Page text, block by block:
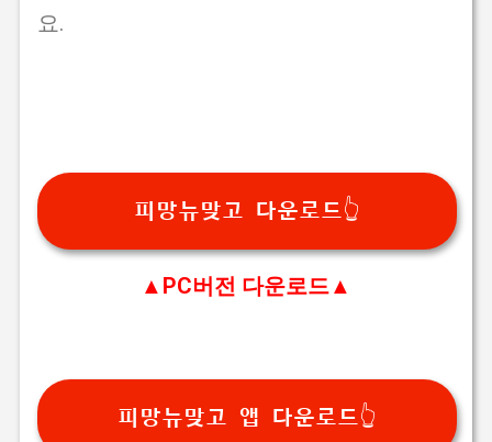
요.
피망뉴맞고 다운로드👆
▲PC버전 다운로드▲
피망뉴맞고 앱 다운로드👆